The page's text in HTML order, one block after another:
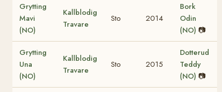
Grytting
Mavi
(NO)
Kallblodig
Travare
Sto 2014
Bork
Odin
(NO) 📷
Grytting
Una
(NO)
Kallblodig
Travare
Sto 2015
Dotterud
Teddy
(NO) 📷